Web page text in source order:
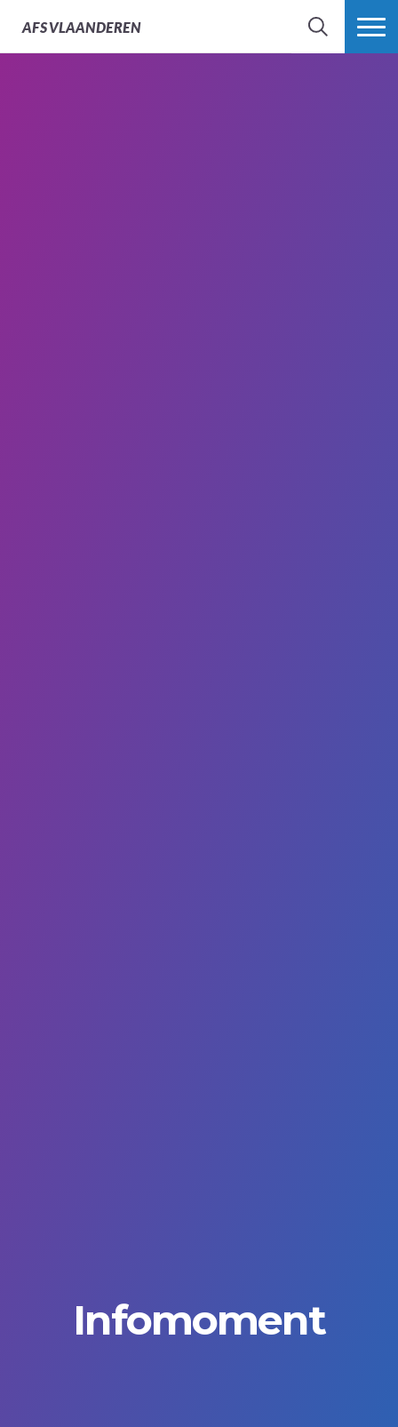
AFSVLAANDEREN
ZOEK MEER
Infomoment